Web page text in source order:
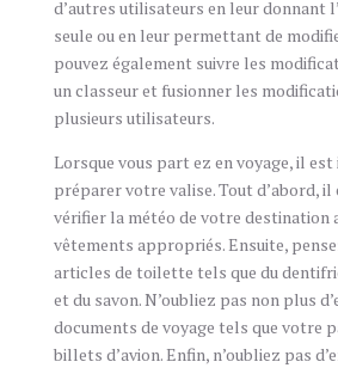
d’autres utilisateurs en leur donnant
seule ou en leur permettant de
pouvez également suivre les
un classeur et fusionner les
plusieurs utilisateurs.
Lorsque vous part ez en voyage, il
préparer votre valise. Tout d’abord, il
vérifier la météo de votre destination
vêtements appropriés. Ensuite,
articles de toilette tels que du
et du savon. N’oubliez pas non plus
documents de voyage tels que votre
billets d’avion. Enfin, n’oubliez pas